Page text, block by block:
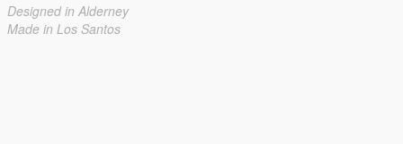
Designed in Alderney
Made in Los Santos